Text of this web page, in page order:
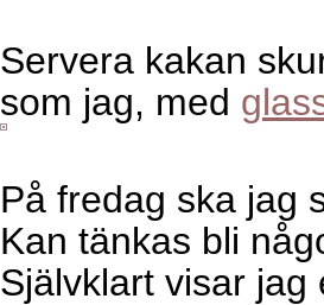
Servera kakan
som jag, med
På fredag ska jag
Kan tänkas bli
Självklart visar jag